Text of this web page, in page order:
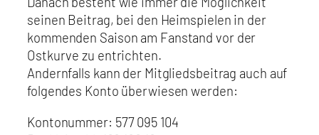
seinen Beitrag, bei den Heimspielen in der
kommenden Saison am Fanstand vor der
Ostkurve zu entrichten.
Andernfalls kann der Mitgliedsbeitrag auch auf
folgendes Konto überwiesen werden:
Kontonummer: 577 095 104